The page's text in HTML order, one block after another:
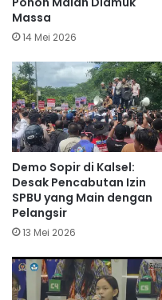
Massa
14 Mei 2026
Demo Sopir di Kalsel:
Desak Pencabutan Izin
SPBU yang Main dengan
Pelangsir
13 Mei 2026